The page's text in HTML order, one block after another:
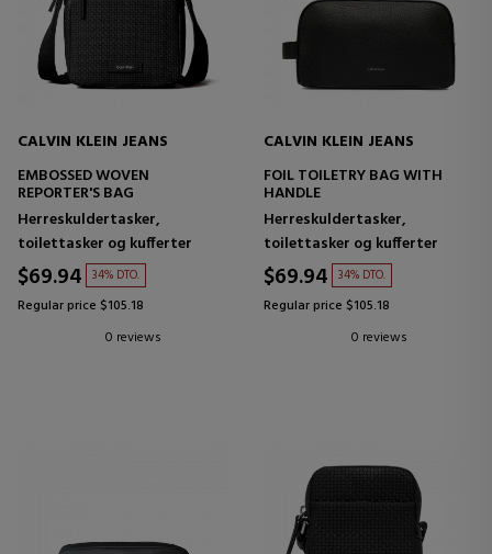
CALVIN KLEIN JEANS
EMBOSSED WOVEN
REPORTER'S BAG
Herreskuldertasker,
toilettasker og kufferter
$69.94 34% DTO.
Regular price $105.18
0 reviews
CALVIN KLEIN JEANS
FOIL TOILETRY BAG WITH
HANDLE
Herreskuldertasker,
toilettasker og kufferter
$69.94 34% DTO.
Regular price $105.18
0 reviews